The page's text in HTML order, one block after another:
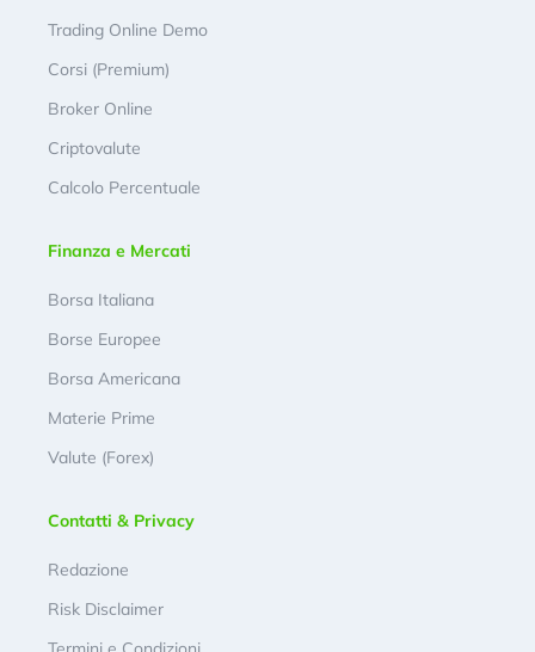
Trading Online Demo
Corsi (Premium)
Broker Online
Criptovalute
Calcolo Percentuale
Finanza e Mercati
Borsa Italiana
Borse Europee
Borsa Americana
Materie Prime
Valute (Forex)
Contatti & Privacy
Redazione
Risk Disclaimer